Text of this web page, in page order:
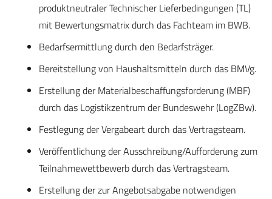
produktneutraler Technischer Lieferbedingungen (TL)
mit Bewertungsmatrix durch das Fachteam im BWB.
Bedarfsermittlung durch den Bedarfsträger.
Bereitstellung von Haushaltsmitteln durch das BMVg.
Erstellung der Materialbeschaffungsforderung (MBF)
durch das Logistikzentrum der Bundeswehr (LogZBw).
Festlegung der Vergabeart durch das Vertragsteam.
Veröffentlichung der Ausschreibung/Aufforderung zum
Teilnahmewettbewerb durch das Vertragsteam.
Erstellung der zur Angebotsabgabe notwendigen